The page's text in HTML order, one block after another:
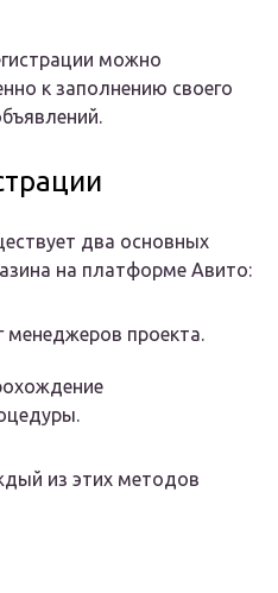
можно
к заполнению своего
два основных
на платформе Авито:
менеджеров проекта.
из этих методов